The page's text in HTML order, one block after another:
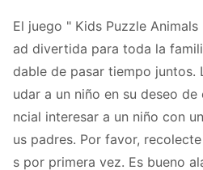
El juego " Kids Puzzle
ad divertida para toda la
dable de pasar tiempo juntos.
udar a un niño en su deseo de
ncial interesar a un niño con
us padres. Por favor,
s por primera vez. Es bueno